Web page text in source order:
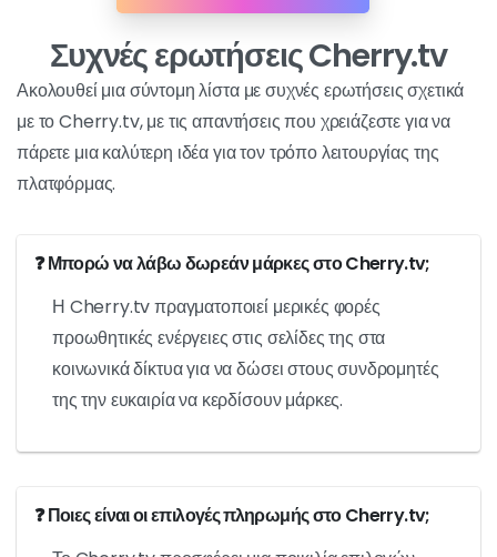
Συχνές ερωτήσεις Cherry.tv
Ακολουθεί μια σύντομη λίστα με συχνές ερωτήσεις σχετικά
με το Cherry.tv, με τις απαντήσεις που χρειάζεστε για να
πάρετε μια καλύτερη ιδέα για τον τρόπο λειτουργίας της
πλατφόρμας.
❓ Μπορώ να λάβω δωρεάν μάρκες στο Cherry.tv;
Η Cherry.tv πραγματοποιεί μερικές φορές
προωθητικές ενέργειες στις σελίδες της στα
κοινωνικά δίκτυα για να δώσει στους συνδρομητές
της την ευκαιρία να κερδίσουν μάρκες.
❓ Ποιες είναι οι επιλογές πληρωμής στο Cherry.tv;